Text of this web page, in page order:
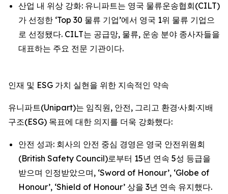
산업 내 위상 강화: 유니파트는 영국 물류운송협회(CILT)
가 선정한 ‘Top 30 물류 기업’에서 영국 1위 물류 기업으
로 선정됐다. CILT는 공급망, 물류, 운송 분야 종사자들을
대표하는 주요 전문 기관이다.
인재 및 ESG 가치 실현을 위한 지속적인 약속
유니파트(Unipart)는 임직원, 안전, 그리고 환경·사회·지배
구조(ESG) 목표에 대한 의지를 더욱 강화했다:
안전 성과: 회사의 안전 중심 경영은 영국 안전위원회
(British Safety Council)로부터 15년 연속 5성 등급을
받으며 인정받았으며, ‘Sword of Honour’, ‘Globe of
Honour’, ‘Shield of Honour’ 상을 3년 연속 유지했다.